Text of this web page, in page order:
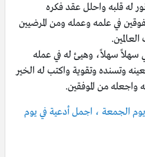
له قلبه واحلل عقد فكره
في علمه وعمله ومن المرضيين
سهلاً، وهيئ له في عمله
وتسنده وتقوية واكتب له الخير
من الموفقين.
الجمعة ، اجمل أدعية في يوم